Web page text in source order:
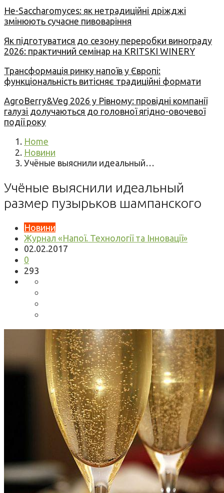
Не-Saccharomyces: як нетрадиційні дріжджі
змінюють сучасне пивоваріння
Як підготуватися до сезону переробки винограду
2026: практичний семінар на KRITSKI WINERY
Трансформація ринку напоїв у Європі:
функціональність витісняє традиційні формати
AgroBerry&Veg 2026 у Рівному: провідні компанії
галузі долучаються до головної ягідно-овочевої
події року
Home
Новини
Учёные выяснили идеальный…
Учёные выяснили идеальный
размер пузырьков шампанского
Новини
Журнал «Напої. Технології та Інновації»
02.02.2017
0
293